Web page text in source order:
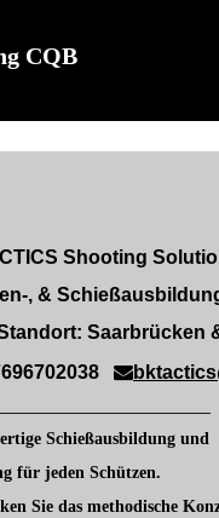
CQB
Shooting
, &
Saarbrücken
Schießausbildung und
für jeden Schützen.
Sie das methodische